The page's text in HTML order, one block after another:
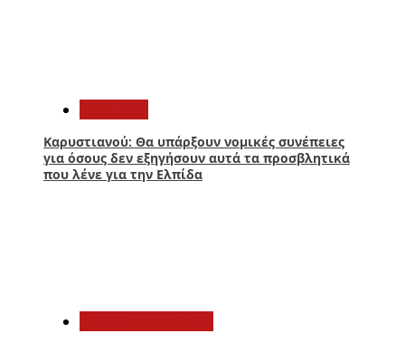
Καρυστιανού: Θα υπάρξουν νομικές συνέπειες
για όσους δεν εξηγήσουν αυτά τα προσβλητικά
που λένε για την Ελπίδα